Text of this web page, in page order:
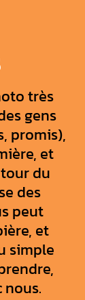
très
gens
promis),
et
du
des
peut
et
simple
nous.